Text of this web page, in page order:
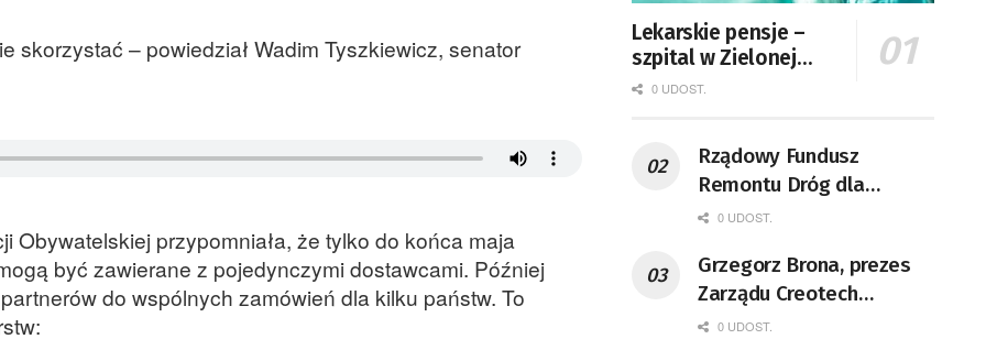
skorzystać – powiedział Wadim Tyszkiewicz, senator
Obywatelskiej przypomniała, że tylko do końca maja
być zawierane z pojedynczymi dostawcami. Później
do wspólnych zamówień dla kilku państw. To
Lekarskie pensje –
szpital w Zielonej
Górze podaje dane
0 UDOST.
Rządowy Fundusz
Remontu Dróg dla
województwa lubuskiego
0 UDOST.
Grzegorz Brona, prezes
Zarządu Creotech
Instruments S.A. Fizyk,
0 UDOST.